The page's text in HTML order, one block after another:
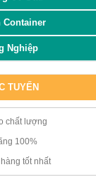
Container
Nghiệp
TUYẾN
chất lượng
100%
tốt nhất